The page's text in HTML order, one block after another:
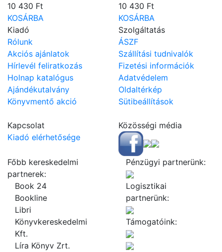
10 430 Ft
KOSÁRBA
10 430 Ft
KOSÁRBA
Kiadó
Rólunk
Akciós ajánlatok
Hírlevél feliratkozás
Holnap katalógus
Ajándékutalvány
Könyvmentő akció
Szolgáltatás
ÁSZF
Szállítási tudnivalók
Fizetési információk
Adatvédelem
Oldaltérkép
Sütibeállítások
Kapcsolat
Kiadó elérhetősége
Közösségi média
Főbb kereskedelmi
partnerek:
Book 24
Bookline
Libri
Könyvkereskedelmi
Kft.
Líra Könyv Zrt.
Pénzügyi partnerünk:
Logisztikai
partnerünk:
Támogatóink: